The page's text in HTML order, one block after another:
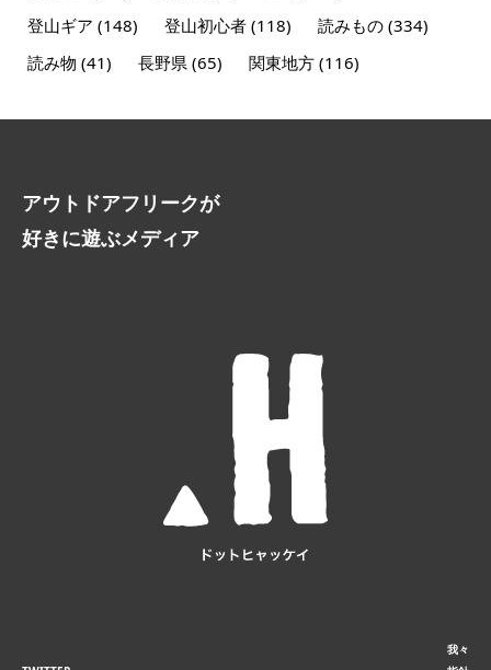
登山ギア (148) 登山初心者(118) 読みもの(334)
読み物 (41) 長野県 (65) 関東地方(116)
アウトドアフリークが
好きに遊ぶメディア
我々